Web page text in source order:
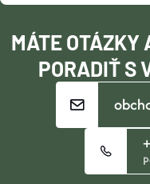
MÁTE OTÁZKY
PORADIŤ S